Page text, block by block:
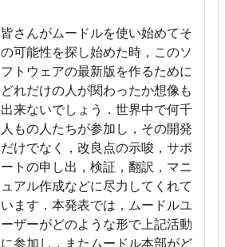
皆さんがムードルを使い始めてそ
の可能性を探し始めた時，このソ
フトウェアの最新版を作るために
どれだけの人が関わったか想像も
出来ないでしょう．世界中で何千
人もの人たちが参加し，その開発
だけでなく，改良点の示唆，サポ
ートの申し出，検証，翻訳，マニ
ュアル作成などに尽力してくれて
います．本発表では，ムードルユ
ーザーがどのような形で上記活動
に参加し，またムードル本部がど